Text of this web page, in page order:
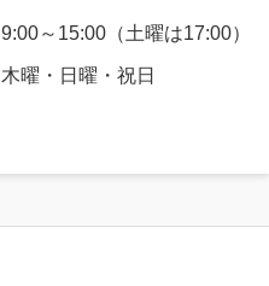
9:00～15:00（土曜は17:00）
木曜・日曜・祝日